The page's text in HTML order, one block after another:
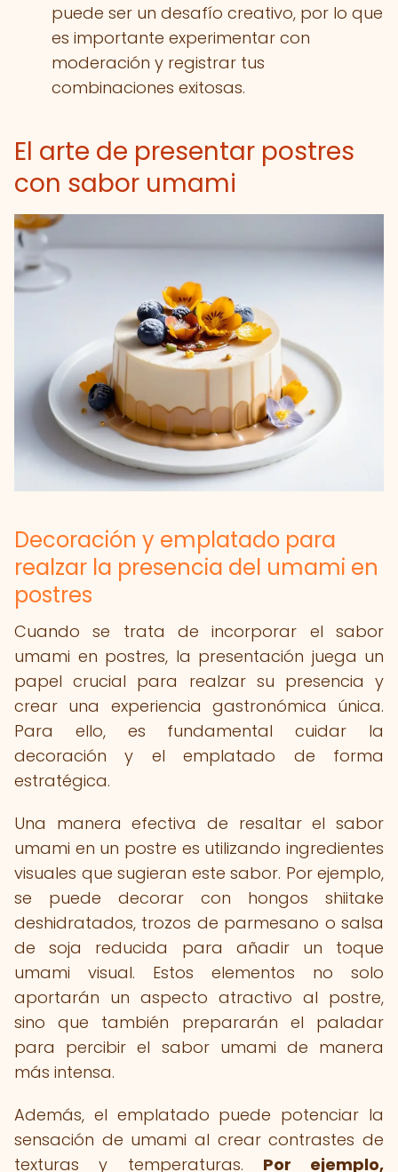
puede ser un desafío creativo, por lo que
es importante experimentar con
moderación y registrar tus
combinaciones exitosas.
El arte de presentar postres
con sabor umami
Decoración y emplatado para
realzar la presencia del umami en
postres
Cuando se trata de incorporar el sabor
umami en postres, la presentación juega un
papel crucial para realzar su presencia y
crear una experiencia gastronómica única.
Para ello, es fundamental cuidar la
decoración y el emplatado de forma
estratégica.
Una manera efectiva de resaltar el sabor
umami en un postre es utilizando ingredientes
visuales que sugieran este sabor. Por ejemplo,
se puede decorar con hongos shiitake
deshidratados, trozos de parmesano o salsa
de soja reducida para añadir un toque
umami visual. Estos elementos no solo
aportarán un aspecto atractivo al postre,
sino que también prepararán el paladar
para percibir el sabor umami de manera
más intensa.
Además, el emplatado puede potenciar la
sensación de umami al crear contrastes de
texturas y temperaturas. Por ejemplo,